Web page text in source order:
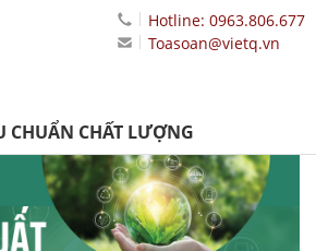
Hotline: 0963.806.677
Toasoan@vietq.vn
CHUẨN CHẤT LƯỢNG